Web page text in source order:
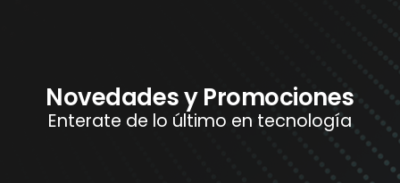
Novedades y Promociones
Enterate de lo último en tecnología